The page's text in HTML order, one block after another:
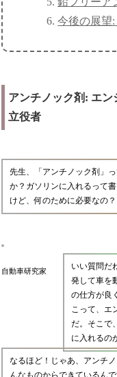
今後の展望
アンチノック剤: エ
立役者
先生、「アンチノック剤」
か？ガソリンに入れるって
けど、何のために必要なの？
自動車研究家
いい質問だ
発して車を
の仕方が良
こって、エ
だ。そこで
に入れるの
なるほど！じゃあ、アンチ
んなものからできているんで